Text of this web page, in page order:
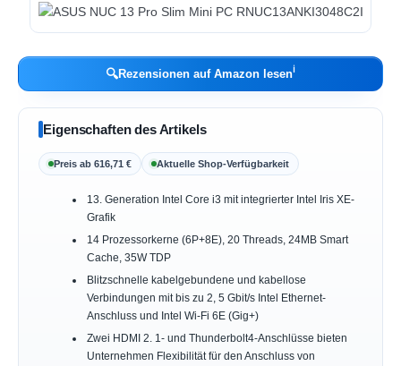
🔍Rezensionen auf Amazon lesenℹ︎
Eigenschaften des Artikels
Preis ab 616,71 € Aktuelle Shop-Verfügbarkeit
13. Generation Intel Core i3 mit integrierter Intel Iris XE-
Grafik
14 Prozessorkerne (6P+8E), 20 Threads, 24MB Smart
Cache, 35W TDP
Blitzschnelle kabelgebundene und kabellose
Verbindungen mit bis zu 2, 5 Gbit/s Intel Ethernet-
Anschluss und Intel Wi-Fi 6E (Gig+)
Zwei HDMI 2. 1- und Thunderbolt4-Anschlüsse bieten
Unternehmen Flexibilität für den Anschluss von